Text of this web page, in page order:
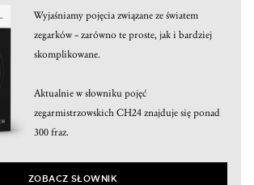
Wyjaśniamy pojęcia związane ze światem
zegarków – zarówno te proste, jak i bardziej
skomplikowane.
Aktualnie w słowniku pojęć
zegarmistrzowskich CH24 znajduje się ponad
300 fraz.
ZOBACZ SŁOWNIK